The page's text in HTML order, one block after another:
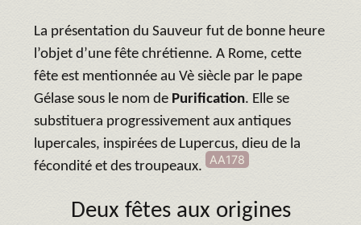
La présentation du Sauveur fut de bonne heure
l’objet d’une fête chrétienne. A Rome, cette
fête est mentionnée au Vè siècle par le pape
Gélase sous le nom de Purification. Elle se
substituera progressivement aux antiques
lupercales, inspirées de Lupercus, dieu de la
fécondité et des troupeaux.
AA178
Deux fêtes aux origines